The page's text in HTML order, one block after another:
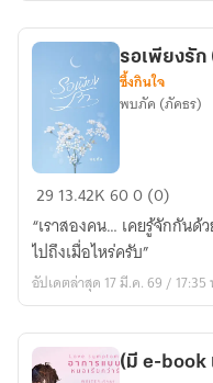
โหลด)
รอ
รัก
(e-
book
โหลด)
รอเพียงรั
ซึ้งกินใจ
พบภัค (ภัคธร)
29 13.42K600 (0)
“เราสองคน… เคยรู้จักกันด้
ไปถึงเมื่อไหร่ครับ”
อัปเดตล่าสุด 17 มี.ค. 69 / 17:35
(มี e-book